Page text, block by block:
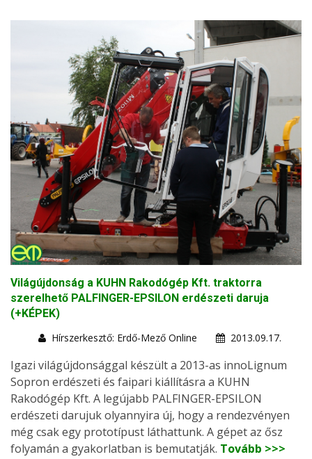
Világújdonság a KUHN Rakodógép Kft. traktorra
szerelhető PALFINGER-EPSILON erdészeti daruja
(+KÉPEK)
Hírszerkesztő: Erdő-Mező Online
2013.09.17.
Igazi világújdonsággal készült a 2013-as innoLignum
Sopron erdészeti és faipari kiállításra a KUHN
Rakodógép Kft. A legújabb PALFINGER-EPSILON
erdészeti darujuk olyannyira új, hogy a rendezvényen
még csak egy prototípust láthattunk. A gépet az ősz
folyamán a gyakorlatban is bemutatják. Tovább >>>